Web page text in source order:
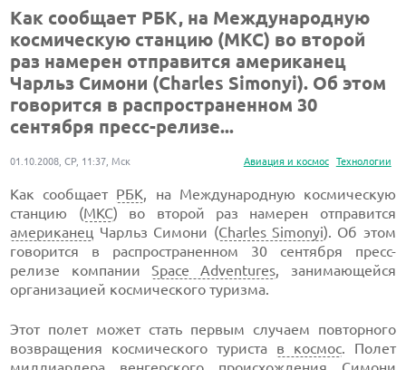
Как сообщает РБК, на Международную
космическую станцию (МКС) во второй
раз намерен отправится американец
Чарльз Симони (Charles Simonyi). Об этом
говорится в распространенном 30
сентября пресс-релизе...
Авиация и космос Технологии
01.10.2008, СР, 11:37, Мск
Как сообщает РБК, на Международную космическую
станцию (МКС) во второй раз намерен отправится
американец Чарльз Симони (Charles Simonyi). Об этом
говорится в распространенном 30 сентября пресс-
релизе компании Space Adventures, занимающейся
организацией космического туризма.
Этот полет может стать первым случаем повторного
возвращения космического туриста в космос. Полет